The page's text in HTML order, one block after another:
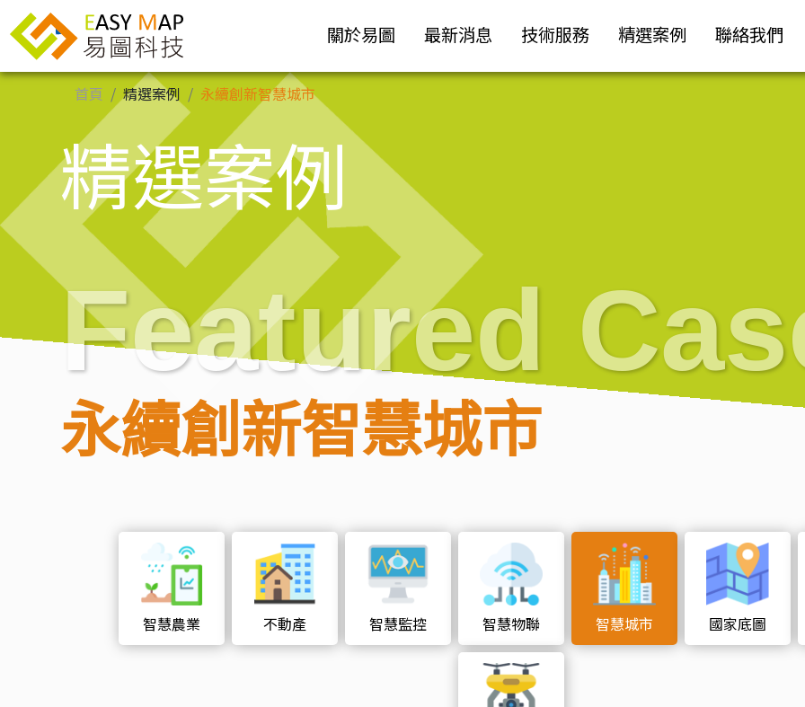
關於易圖 最新消息 技術服務 精選案例 聯絡我們
首頁 精選案例 永續創新智慧城市
精選案例
Featured
永續創新智慧城市
智慧農業 不動產 智慧監控 智慧物聯 智慧城市 國家底圖